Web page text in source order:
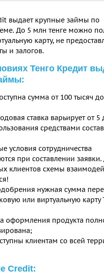
выдает крупные займы по
До 5 млн тенге можно
карту, не
и залогов.
Тенго Кредит
сумма от 100 тысяч
ставка варьирует от 5
средствами
условия сотрудничества
при составлении заявки.
клиентов схемы
нужная сумма
или виртуальную карту
оформления продукта
клиентам со всей
Credit: